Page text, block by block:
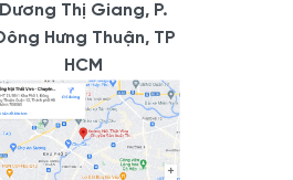
Dương Thị Giang, P.
Hưng Thuận, TP
HCM